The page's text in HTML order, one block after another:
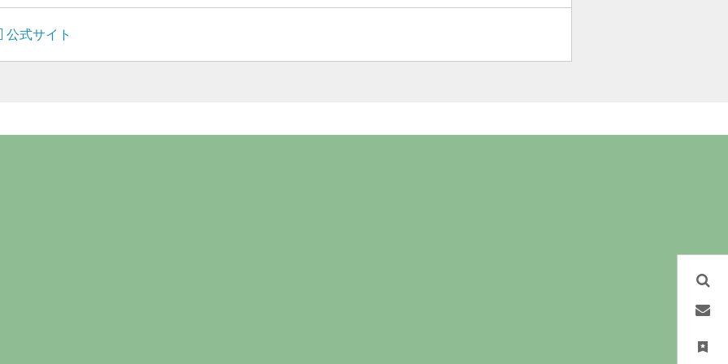
公式サイト